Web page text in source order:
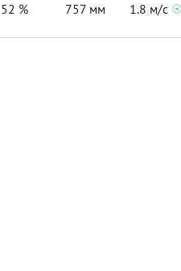
52 % 757 мм 1.8 м/с